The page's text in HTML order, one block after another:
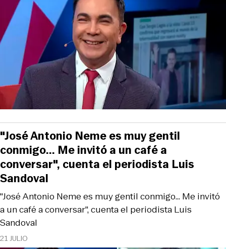
21 JULIO
"José Antonio Neme es muy gentil conmigo... Me invitó
a un café a conversar", cuenta el periodista Luis
Sandoval
"José Antonio Neme es muy gentil
conmigo... Me invitó a un café a
conversar", cuenta el periodista Luis
Sandoval